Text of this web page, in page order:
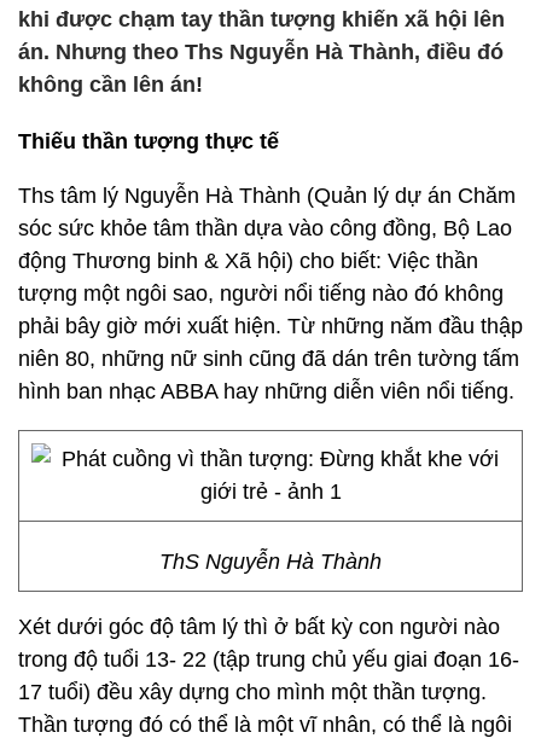
khi được chạm tay thần tượng khiến xã hội lên
án. Nhưng theo Ths Nguyễn Hà Thành, điều đó
không cần lên án!
Thiếu thần tượng thực tế
Ths tâm lý Nguyễn Hà Thành (Quản lý dự án Chăm
sóc sức khỏe tâm thần dựa vào công đồng, Bộ Lao
động Thương binh & Xã hội) cho biết: Việc thần
tượng một ngôi sao, người nổi tiếng nào đó không
phải bây giờ mới xuất hiện. Từ những năm đầu thập
niên 80, những nữ sinh cũng đã dán trên tường tấm
hình ban nhạc ABBA hay những diễn viên nổi tiếng.
ThS Nguyễn Hà Thành
Xét dưới góc độ tâm lý thì ở bất kỳ con người nào
trong độ tuổi 13- 22 (tập trung chủ yếu giai đoạn 16-
17 tuổi) đều xây dựng cho mình một thần tượng.
Thần tượng đó có thể là một vĩ nhân, có thể là ngôi